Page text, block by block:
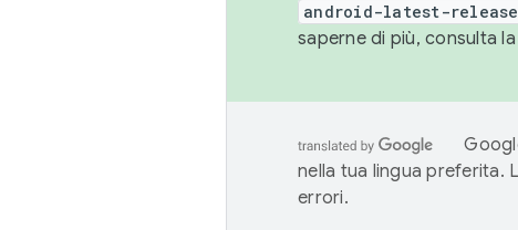
android-latest-release
saperne di più, consulta
nella tua lingua preferita.
errori.